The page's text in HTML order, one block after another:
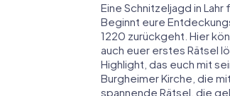
Eine Schnitzeljagd in
Beginnt eure
1220 zurückgeht. Hier
auch euer erstes Rätsel
Highlight, das euch mit
Burgheimer Kirche, die
spannende Rätsel, die